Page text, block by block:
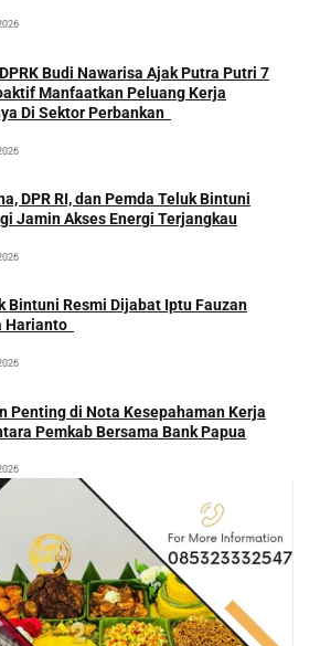
Budi Nawarisa Ajak Putra Putri 7
Manfaatkan Peluang Kerja
DPR RI, dan Pemda Teluk Bintuni
Jamin Akses Energi Terjangkau
Bintuni Resmi Dijabat Iptu Fauzan
Penting di Nota Kesepahaman Kerja
Pemkab Bersama Bank Papua